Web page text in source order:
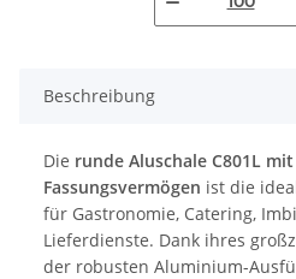
Beschreibung
Die runde Aluschale C801L
Fassungsvermögen ist die
für Gastronomie, Catering,
Lieferdienste. Dank ihres
der robusten Aluminium-